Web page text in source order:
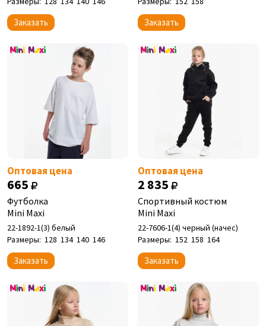
Заказать Заказать
Оптовая цена
665
Футболка
Mini Maxi
22-1892-1(3) белый
Размеры: 128 134 140 146
Заказать
Оптовая цена
2 835
Спортивный костюм
Mini Maxi
22-7606-1(4) черный (начес)
Размеры: 152 158 164
Заказать